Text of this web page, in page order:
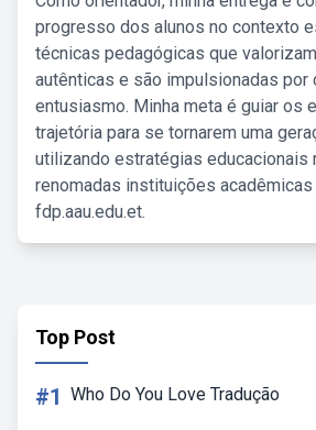
progresso dos alunos no contexto
técnicas pedagógicas que
autênticas e são impulsionadas por
entusiasmo. Minha meta é guiar os
trajetória para se tornarem uma
utilizando estratégias educacionais
renomadas instituições
fdp.aau.edu.et.
Top Post
#1 Who Do You Love Tradução